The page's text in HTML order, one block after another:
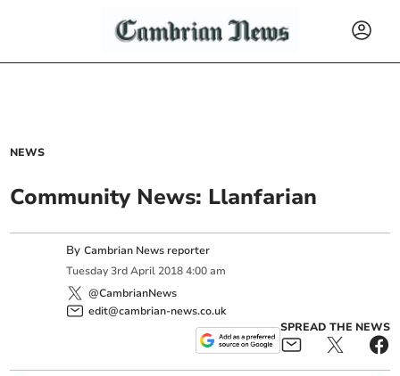
NEWS
Community News: Llanfarian
ByCambrian News reporter
Tuesday 3rd April 2018 4:00 am
@CambrianNews
edit@cambrian-news.co.uk
SPREAD THE NEWS